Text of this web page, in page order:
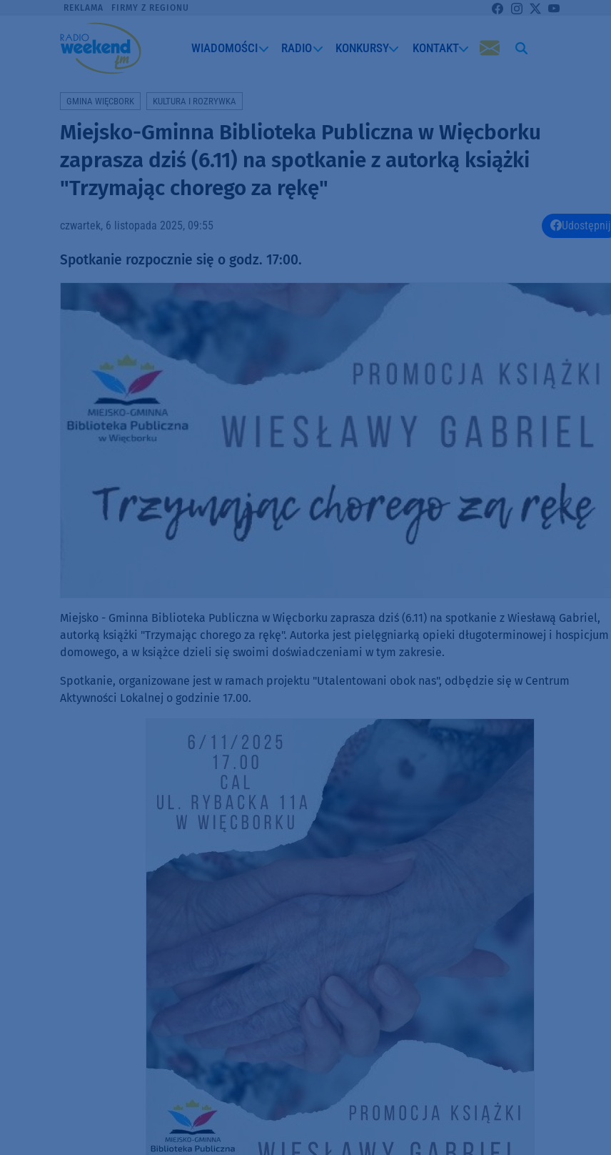
REKLAMA FIRMY Z REGIONU
WIADOMOŚCI RADIO KONKURSY KONTAKT
GMINA WIĘCBORK KULTURA I ROZRYWKA
Miejsko-Gminna Biblioteka Publiczna w Więcborku
zaprasza dziś (6.11) na spotkanie z autorką książki
"Trzymając chorego za rękę"
czwartek, 6 listopada 2025, 09:55 Udostępnij
Spotkanie rozpocznie się o godz. 17:00.
Miejsko - Gminna Biblioteka Publiczna w Więcborku zaprasza dziś (6.11) na spotkanie z Wiesławą Gabriel,
autorką książki "Trzymając chorego za rękę". Autorka jest pielęgniarką opieki długoterminowej i hospicjum
domowego, a w książce dzieli się swoimi doświadczeniami w tym zakresie.
Spotkanie, organizowane jest w ramach projektu "Utalentowani obok nas", odbędzie się w Centrum
Aktywności Lokalnej o godzinie 17.00.